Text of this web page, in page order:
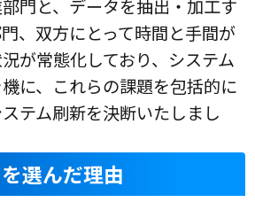
門と、データを抽出・加工す
、双方にとって時間と手間が
が常態化しており、システム
に、これらの課題を包括的に
テム刷新を決断いたしまし
選んだ理由